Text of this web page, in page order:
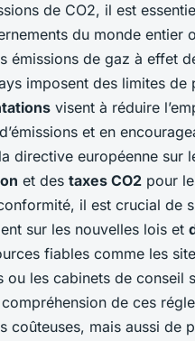
de CO2, il est
du monde entier
émissions de gaz à effet
imposent des limites de
visent à réduire
et en
directive européenne sur
et des taxes CO2 pour
il est crucial de
sur les nouvelles lois et
fiables comme les
les cabinets de conseil
de ces
coûteuses, mais aussi de